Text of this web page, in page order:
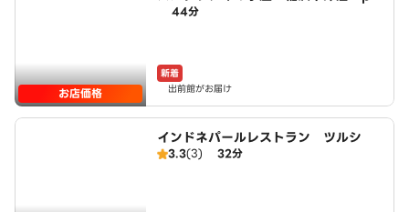
お店価格
wered by LAWSON
44分
新着
出前館がお届け
インドネパールレストラン ツルシ
3.3(3) 32分